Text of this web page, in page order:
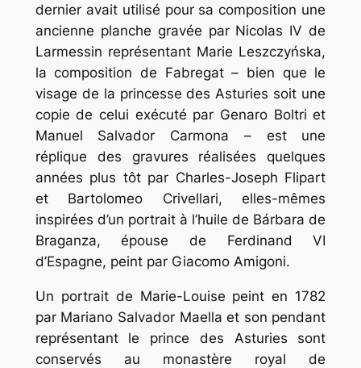
dernier avait utilisé pour sa composition une
ancienne planche gravée par Nicolas IV de
Larmessin représentant Marie Leszczyńska,
la composition de Fabregat – bien que le
visage de la princesse des Asturies soit une
copie de celui exécuté par Genaro Boltri et
Manuel Salvador Carmona – est une
réplique des gravures réalisées quelques
années plus tôt par Charles-Joseph Flipart
et Bartolomeo Crivellari, elles-mêmes
inspirées d’un portrait à l’huile de Bárbara de
Braganza, épouse de Ferdinand VI
d’Espagne, peint par Giacomo Amigoni.
Un portrait de Marie-Louise peint en 1782
par Mariano Salvador Maella et son pendant
représentant le prince des Asturies sont
conservés au monastère royal de